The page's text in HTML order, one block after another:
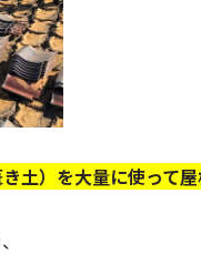
土）を大量に使って